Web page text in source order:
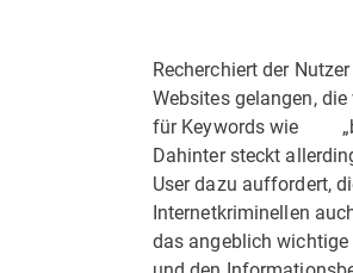
Recherchiert der
Websites gelangen,
für Keywords wie
Dahinter steckt
User dazu auffordert,
Internetkriminellen
das angeblich wichtige